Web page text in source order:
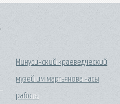
Минусинский краеведческий
музей им мартьянова часы
работы